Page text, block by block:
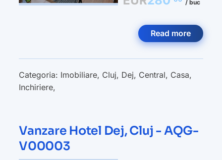
/ buc
Read more
Categoria: Imobiliare, Cluj, Dej, Central, Casa,
Inchiriere,
Vanzare Hotel Dej, Cluj - AQG-
V00003